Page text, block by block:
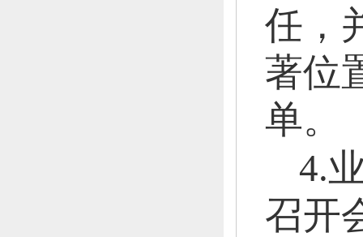
任，
著位
单。
4.
召开